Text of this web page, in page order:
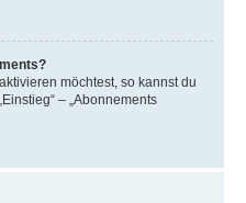
möchtest, so kannst du
– „Abonnements